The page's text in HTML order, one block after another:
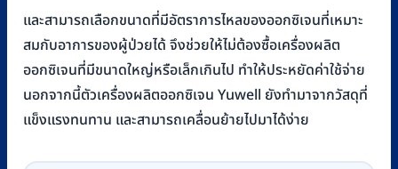
และสามารถเลือกขนาดที่มีอัตราการไหลของออกซิเจนที่เหมาะ
สมกับอาการของผู้ป่วยได้ จึงช่วยให้ไม่ต้องซื้อเครื่องผลิต
ออกซิเจนที่มีขนาดใหญ่หรือเล็กเกินไป ทำให้ประหยัดค่าใช้จ่าย
นอกจากนี้ตัวเครื่องผลิตออกซิเจน Yuwell ยังทำมาจากวัสดุที่
แข็งแรงทนทาน และสามารถเคลื่อนย้ายไปมาได้ง่าย